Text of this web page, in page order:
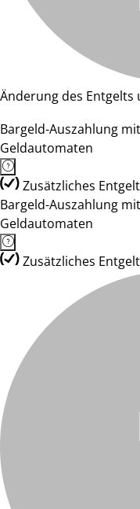
Änderung des
Bargeld-Auszahlung
Geldautomaten
Zusätzliches
Bargeld-Auszahlung
Geldautomaten
Zusätzliches